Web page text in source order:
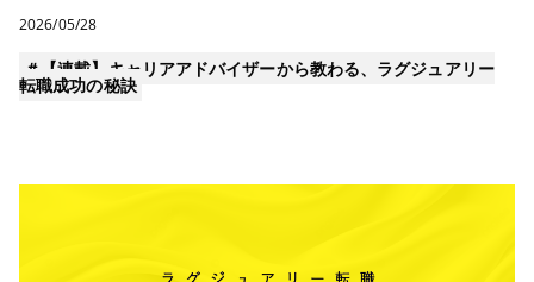
2026/05/28
＃ 【連載】キャリアアドバイザーから教わる、ラグジュアリー
転職成功の秘訣